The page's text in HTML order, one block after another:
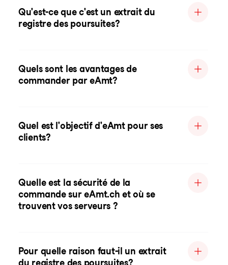
Qu'est-ce que c'est un extrait du
registre des poursuites?
Quels sont les avantages de
commander par eAmt?
Quel est l'objectif d'eAmt pour ses
clients?
Quelle est la sécurité de la
commande sur eAmt.ch et où se
trouvent vos serveurs ?
Pour quelle raison faut-il un extrait
du registre des poursuites?